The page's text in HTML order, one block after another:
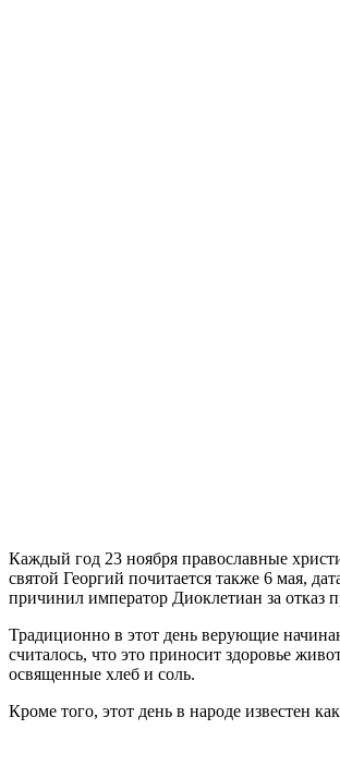
Каждый год 23 ноября православные
святой Георгий почитается также 6 мая,
причинил император Диоклетиан за отказ
Традиционно в этот день верующие
считалось, что это приносит здоровье
освященные хлеб и соль.
Кроме того, этот день в народе известен